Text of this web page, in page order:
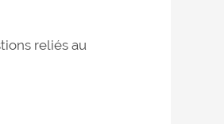
reliés au